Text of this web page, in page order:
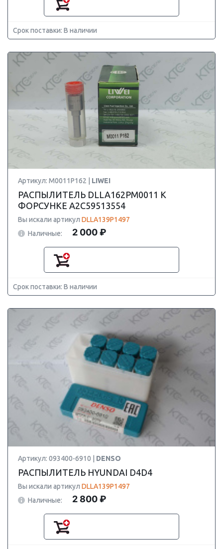
Срок поставки: В наличии
Артикул: M0011P162 | LIWEI
РАСПЫЛИТЕЛЬ DLLA162PM0011 К
ФОРСУНКЕ A2C59513554
Вы искали артикул DLLA139P1497
Наличные:
2 000 ₽
Срок поставки: В наличии
Артикул: 093400-6910 | DENSO
РАСПЫЛИТЕЛЬ HYUNDAI D4D4
Вы искали артикул DLLA139P1497
Наличные:
2 800 ₽